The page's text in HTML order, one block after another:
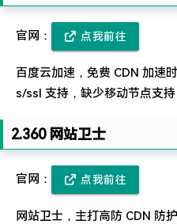
难啊难!要钱难!
官网： 点我前往
百度云加速，免费 CDN 加速
s/ssl 支持，缺少移动节点支
2.360 网站卫士
官网： 点我前往
网站卫士，主打高防 CDN 防